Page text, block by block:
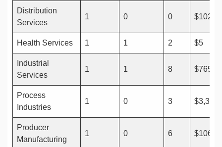
Distribution
Services
1 0 0 $102
Health Services 1 1 2 $5
Industrial
Services
1 1 8 $765
Process
Industries
1 0 3 $3,333
Producer
Manufacturing
1 0 6 $106